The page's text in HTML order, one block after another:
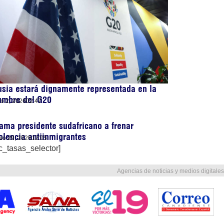
estará dignamente representada en la
del G20
2, 202602:47
presidente sudafricano a frenar
antiinmigrantes
29, 202612:05
Agencias de noticias y medios digitales